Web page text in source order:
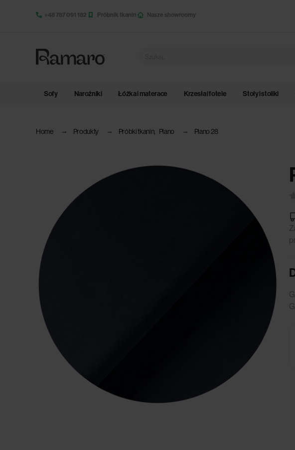
+48 787 091 182 Próbnik tkanin Nasze showroomy
Sofy Narożniki Łóżka i materace Krzesła i fotele Stoły i stoliki
Home Produkty Próbki tkanin, Piano Piano 28